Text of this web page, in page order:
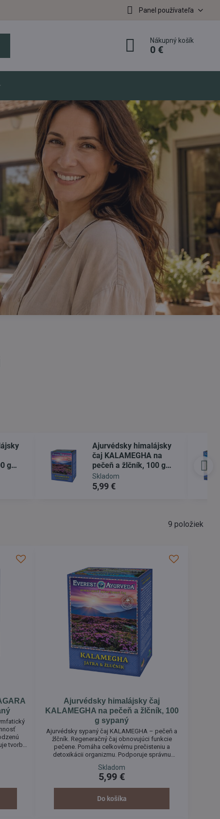
Panel používateľa
Nákupný košík
0 €
g
Ajurvédsky himalájsky
čaj KALAMEGHA na
pečeň a žlčník, 100 g
sypaný
Skladom
5,99 €
9 položiek
tvorbu
Ajurvédsky himalájsky čaj
KALAMEGHA na pečeň a žlčník, 100
g sypaný
Ajurvédsky sypaný čaj KALAMEGHA – pečeň a
žlčník. Regeneračný čaj obnovujúci funkcie
pečene. Pomáha celkovému prečisteniu a
detoxikácii organizmu. Podporuje správnu
fungovaniu a očiste pečene. Priaznivo pôsobí na
optimálnu činnosť pečene pri jej nadmernom
Skladom
5,99 €
Do košíka